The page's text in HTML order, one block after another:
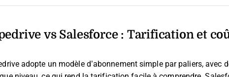
vs Salesforce : Tarification et
adopte un modèle d’abonnement simple par paliers,